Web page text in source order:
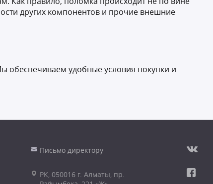
других компонентов и прочие внешние
обеспечиваем удобные условия покупки и
Письмо директору
РК, 050016 г. Алматы, пр.